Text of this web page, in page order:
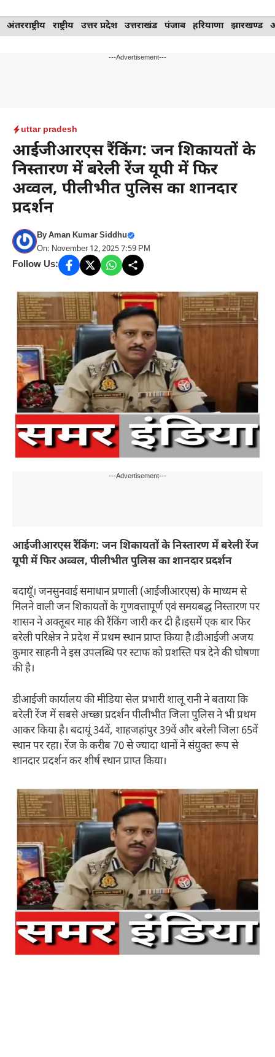
Skip
to
अंतरराष्ट्रीय राष्ट्रीय उत्तर प्रदेश उत्तराखंड पंजाब हरियाणा झारखण्ड
---Advertisement---
uttar pradesh
आईजीआरएस रैंकिंग: जन शिकायतों के
निस्तारण में बरेली रेंज यूपी में फिर
अव्वल, पीलीभीत पुलिस का शानदार
प्रदर्शन
ByAman Kumar Siddhu
On: November 12, 2025 7:59 PM
Follow Us:
---Advertisement---
आईजीआरएस रैंकिंग: जन शिकायतों के निस्तारण में बरेली रेंज
यूपी में फिर अव्वल, पीलीभीत पुलिस का शानदार प्रदर्शन
बदायूँ। जनसुनवाई समाधान प्रणाली (आईजीआरएस) के माध्यम से
मिलने वाली जन शिकायतों के गुणवत्तापूर्ण एवं समयबद्ध निस्तारण पर
शासन ने अक्तूबर माह की रैंकिंग जारी कर दी है।इसमें एक बार फिर
बरेली परिक्षेत्र ने प्रदेश में प्रथम स्थान प्राप्त किया है।डीआईजी अजय
कुमार साहनी ने इस उपलब्धि पर स्टाफ को प्रशस्ति पत्र देने की घोषणा
की है।
डीआईजी कार्यालय की मीडिया सेल प्रभारी शालू रानी ने बताया कि
बरेली रेंज में सबसे अच्छा प्रदर्शन पीलीभीत जिला पुलिस ने भी प्रथम
आकर किया है। बदायूं 34वें, शाहजहांपुर 39वें और बरेली जिला 65वें
स्थान पर रहा। रेंज के करीब 70 से ज्यादा थानों ने संयुक्त रूप से
शानदार प्रदर्शन कर शीर्ष स्थान प्राप्त किया।